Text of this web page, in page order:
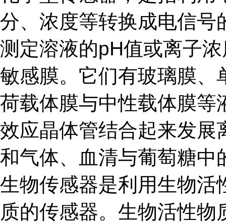
分、浓度等转换成电信号
测定溶液的pH值或离子
敏感膜。它们有玻璃膜、
荷载体膜与中性载体膜等
效应晶体管结合起来发展
和气体、血清与葡萄糖中
生物传感器是利用生物活
质的传感器。生物活性